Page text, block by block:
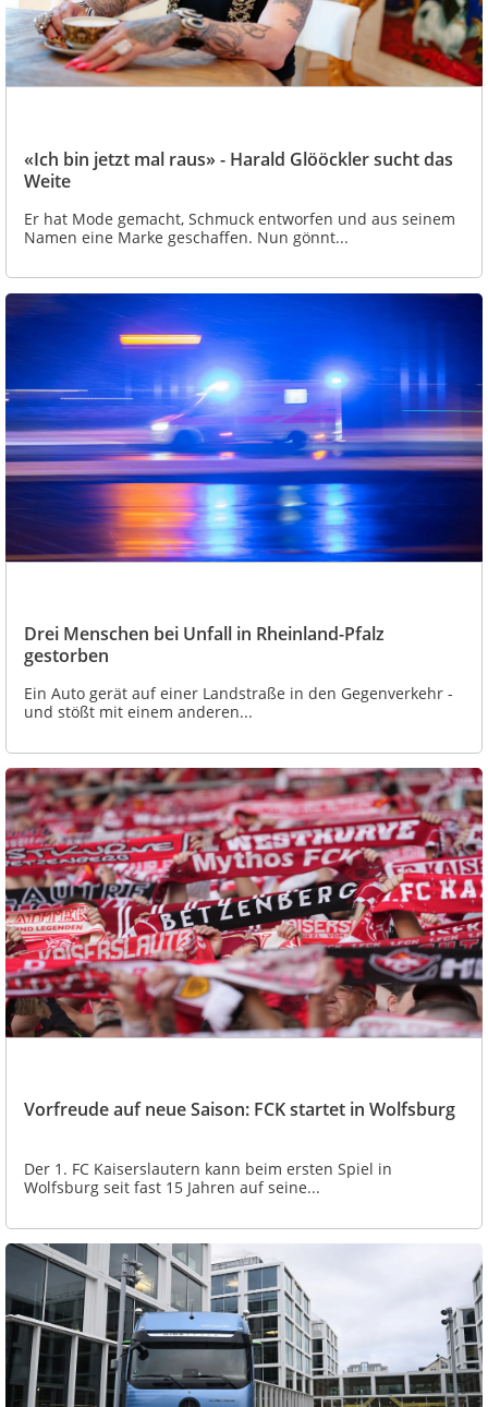
«Ich bin jetzt mal raus» - Harald Glööckler sucht das
Weite
Er hat Mode gemacht, Schmuck entworfen und aus seinem
Namen eine Marke geschaffen. Nun gönnt...
Drei Menschen bei Unfall in Rheinland-Pfalz
gestorben
Ein Auto gerät auf einer Landstraße in den Gegenverkehr -
und stößt mit einem anderen...
Vorfreude auf neue Saison: FCK startet in Wolfsburg
Der 1. FC Kaiserslautern kann beim ersten Spiel in
Wolfsburg seit fast 15 Jahren auf seine...